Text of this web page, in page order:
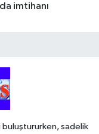
imtihanı
sadelik